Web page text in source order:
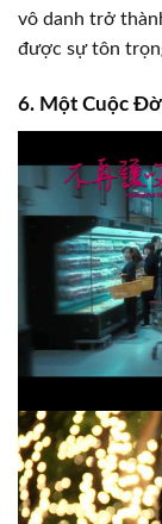
vô danh trở
được sự tôn
6. Một Cuộc